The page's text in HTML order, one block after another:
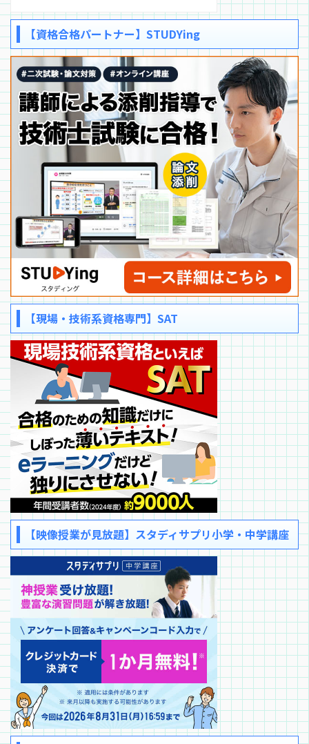
【資格合格パートナー】STUDYing
【現場・技術系資格専門】SAT
【映像授業が見放題】スタディサプリ小学・中学講座